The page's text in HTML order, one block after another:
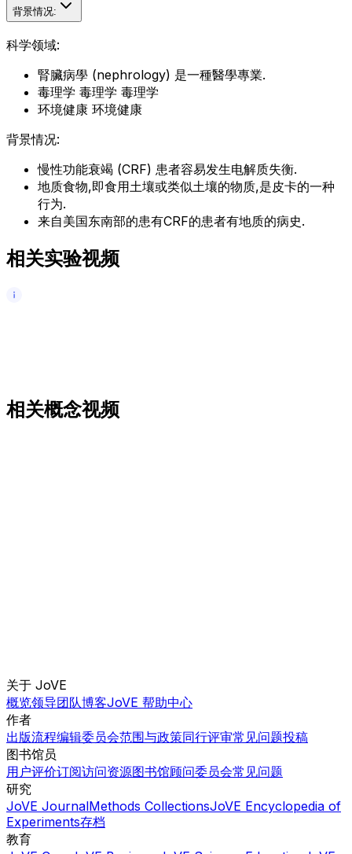
背景情况:
科学领域:
腎臟病學 (nephrology) 是一種醫學專業.
毒理学 毒理学 毒理学
环境健康 环境健康
背景情况:
慢性功能衰竭 (CRF) 患者容易发生电解质失衡.
地质食物,即食用土壤或类似土壤的物质,是皮卡的一种
行为.
来自美国东南部的患有CRF的患者有地质的病史.
相关实验视频
相关概念视频
关于 JoVE
概览领导团队博客JoVE 帮助中心
作者
出版流程编辑委员会范围与政策同行评审常见问题投稿
图书馆员
用户评价订阅访问资源图书馆顾问委员会常见问题
研究
JoVE JournalMethods CollectionsJoVE Encyclopedia of
Experiments存档
教育